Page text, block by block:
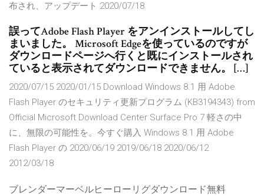
布され、アップデート 2020/07/18
誤ってAdobe Flash Player をアンインストールしてし
まいました。 Microsoft Edgeを使っているのですが
ダウンロードページへ行くと既にインストールされ
ていると表示されてダウンロードできません。 […]
2020/07/15 2020/01/15 Download Windows 8.1 用 Adobe
Flash Player のセキュリティ更新プログラム (KB3194343) from
Official Microsoft Download Center Surface Pro 7 軽さの中
に、無限の可能性を。今すぐ購入 Windows 8.1 用 Adobe
Flash Player の 2020/06/19 2019/06/18 2020/06/12
2012/03/18
ブレンダーマーベルヒーローリグダウンロード無料